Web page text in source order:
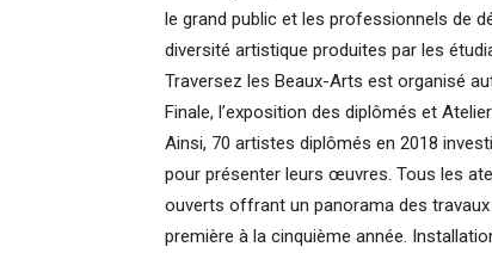
le grand public et les professionnels de
diversité artistique produites par les
Traversez les Beaux-Arts est organisé
Finale, l’exposition des diplômés et
Ainsi, 70 artistes diplômés en 2018
pour présenter leurs œuvres. Tous les
ouverts offrant un panorama des
première à la cinquième année.